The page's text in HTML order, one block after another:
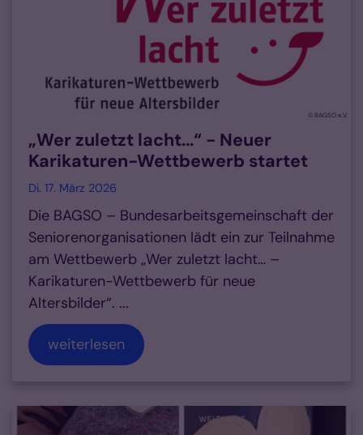
© BAGSO e.V.
„Wer zuletzt lacht...“ - Neuer
Karikaturen-Wettbewerb startet
Di. 17. März 2026
Die BAGSO – Bundesarbeitsgemeinschaft der
Seniorenorganisationen lädt ein zur Teilnahme
am Wettbewerb „Wer zuletzt lacht… –
Karikaturen-Wettbewerb für neue
Altersbilder“. ...
weiterlesen